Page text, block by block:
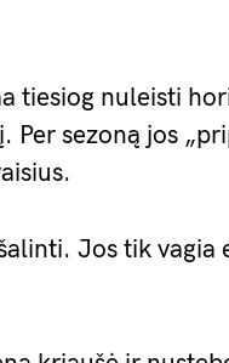
tiesiog nuleisti
sezoną jos
Jos tik